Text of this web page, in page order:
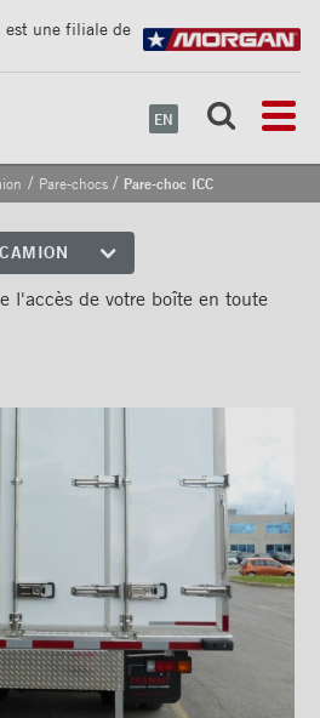
est une filiale de
EN
/ Pare-chocs / Pare-choc ICC
''Grip
l'accès de votre boîte en toute